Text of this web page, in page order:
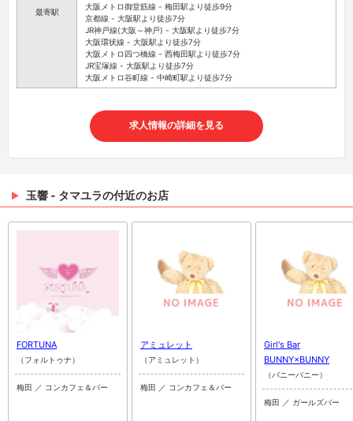
最寄駅
大阪メトロ御堂筋線 - 梅田駅より徒歩9分
京都線 - 大阪駅より徒歩7分
JR神戸線(大阪～神戸) - 大阪駅より徒歩7分
大阪環状線 - 大阪駅より徒歩7分
大阪メトロ四つ橋線 - 西梅田駅より徒歩7分
JR宝塚線 - 大阪駅より徒歩7分
大阪メトロ谷町線 - 中崎町駅より徒歩7分
求人情報の詳細を見る
玉響 - タマユラの付近のお店
FORTUNA
（フォルトゥナ）
梅田 ／ コンカフェ＆バー
アミュレット
（アミュレット）
梅田 ／ コンカフェ＆バー
Girl's Bar
BUNNY×BUNNY
（バニーバニー）
梅田 ／ ガールズバー